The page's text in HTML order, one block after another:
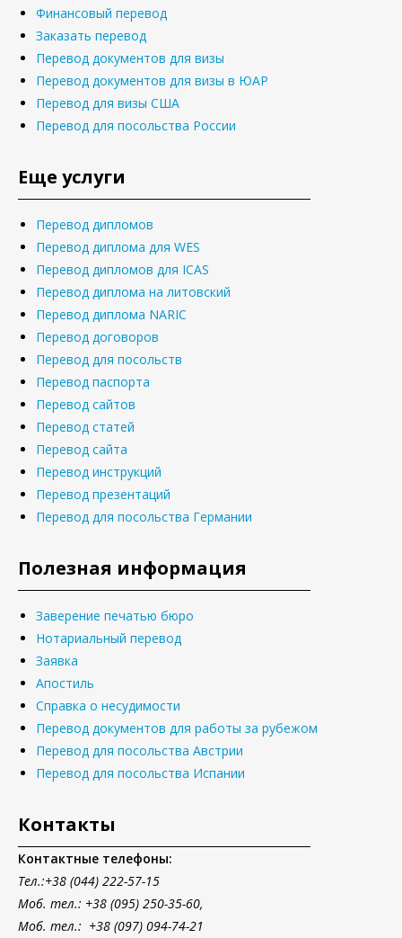
Финансовый перевод
Заказать перевод
Перевод документов для визы
Перевод документов для визы в ЮАР
Перевод для визы США
Перевод для посольства России
Еще услуги
Перевод дипломов
Перевод диплома для WES
Перевод дипломов для ICAS
Перевод диплома на литовский
Перевод диплома NARIC
Перевод договоров
Перевод для посольств
Перевод паспорта
Перевод сайтов
Перевод статей
Перевод сайта
Перевод инструкций
Перевод презентаций
Перевод для посольства Германии
Полезная информация
Заверение печатью бюро
Нотариальный перевод
Заявка
Апостиль
Справка о несудимости
Перевод документов для работы за рубежом
Перевод для посольства Австрии
Перевод для посольства Испании
Контакты
Контактные телефоны:
Тел.:+38 (044) 222-57-15
Моб. тел.: +38 (095) 250-35-60,
Моб. тел.: +38 (097) 094-74-21